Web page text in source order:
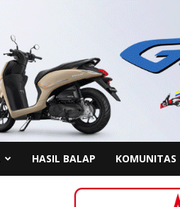
HASIL BALAP KOMUNITAS